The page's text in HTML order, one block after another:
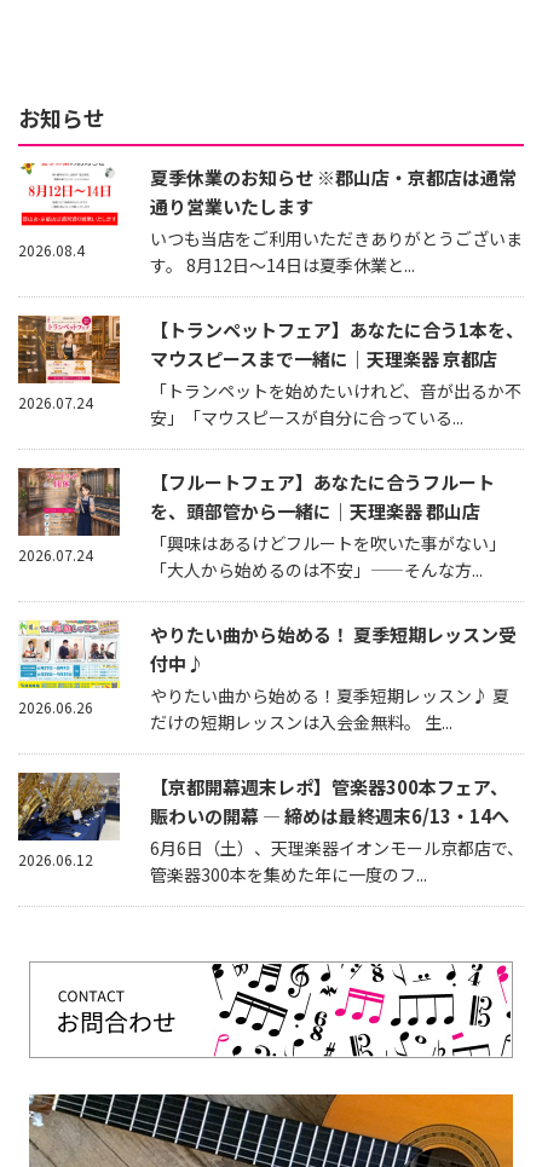
お知らせ
夏季休業のお知らせ ※郡山店・京都店は通常
通り営業いたします
いつも当店をご利用いただきありがとうございま
す。 8月12日～14日は夏季休業と...
2026.08.4
【トランペットフェア】あなたに合う1本を、
マウスピースまで一緒に｜天理楽器 京都店
「トランペットを始めたいけれど、音が出るか不
安」「マウスピースが自分に合っている...
2026.07.24
【フルートフェア】あなたに合うフルート
を、頭部管から一緒に｜天理楽器 郡山店
「興味はあるけどフルートを吹いた事がない」
「大人から始めるのは不安」——そんな方...
2026.07.24
やりたい曲から始める！ 夏季短期レッスン受
付中♪
やりたい曲から始める！夏季短期レッスン♪ 夏
だけの短期レッスンは入会金無料。 生...
2026.06.26
【京都開幕週末レポ】管楽器300本フェア、
賑わいの開幕 — 締めは最終週末6/13・14へ
6月6日（土）、天理楽器イオンモール京都店で、
管楽器300本を集めた年に一度のフ...
2026.06.12